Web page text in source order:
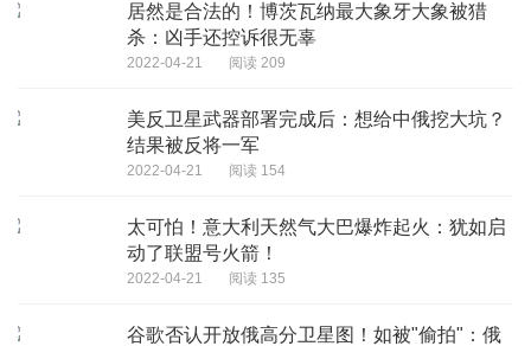
居然是合法的！博茨瓦纳最大象牙大象被猎
杀：凶手还控诉很无辜
2022-04-21 阅读 209
美反卫星武器部署完成后：想给中俄挖大坑？
结果被反将一军
2022-04-21 阅读 154
太可怕！意大利天然气大巴爆炸起火：犹如启
动了联盟号火箭！
2022-04-21 阅读 135
谷歌否认开放俄高分卫星图！如被"偷拍"：俄